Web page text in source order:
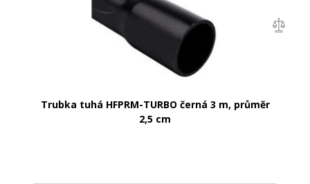
Trubka tuhá HFPRM-TURBO černá 3 m, průměr
2,5 cm